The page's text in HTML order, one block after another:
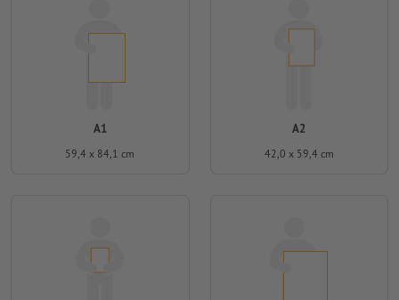
A1
59,4 x 84,1 cm
A2
42,0 x 59,4 cm